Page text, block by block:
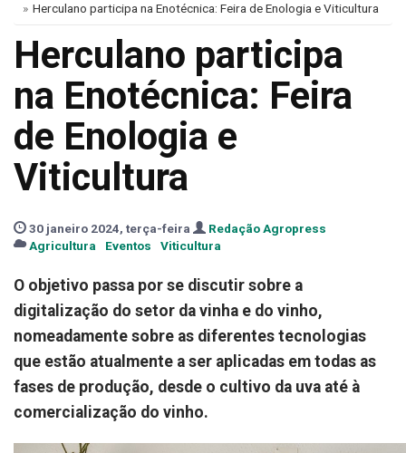
Herculano participa na Enotécnica: Feira de Enologia e Viticultura
Herculano participa
na Enotécnica: Feira
de Enologia e
Viticultura
30 janeiro 2024, terça-feira
Redação Agropress
Agricultura
Eventos Viticultura
O objetivo passa por se discutir sobre a
digitalização do setor da vinha e do vinho,
nomeadamente sobre as diferentes tecnologias
que estão atualmente a ser aplicadas em todas as
fases de produção, desde o cultivo da uva até à
comercialização do vinho.